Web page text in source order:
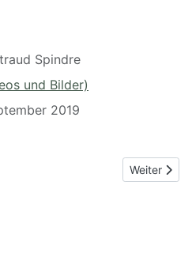
Spindre
und Bilder)
2019
auf der Alzenau 29.9.2019
Nächster
Weiter